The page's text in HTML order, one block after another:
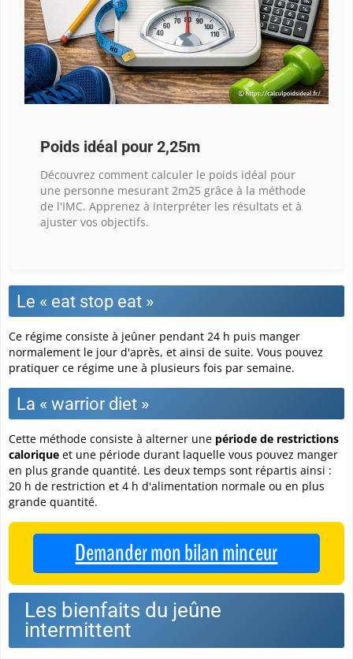
Poids idéal pour 2,25m
Découvrez comment calculer le poids idéal pour
une personne mesurant 2m25 grâce à la méthode
de l'IMC. Apprenez à interpréter les résultats et à
ajuster vos objectifs.
Le « eat stop eat »
Ce régime consiste à jeûner pendant 24 h puis manger
normalement le jour d'après, et ainsi de suite. Vous pouvez
pratiquer ce régime une à plusieurs fois par semaine.
La « warrior diet »
Cette méthode consiste à alterner une période de restrictions
calorique et une période durant laquelle vous pouvez manger
en plus grande quantité. Les deux temps sont répartis ainsi :
20 h de restriction et 4 h d'alimentation normale ou en plus
grande quantité.
Demander mon bilan minceur
Les bienfaits du jeûne
intermittent